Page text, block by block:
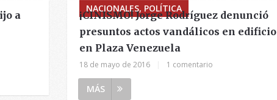
a
NACIONALES, POLÍTICA
¡CINISMO! Jorge Rodríguez denunció
presuntos actos vandálicos en edificio
en Plaza Venezuela
18 de mayo de 2016 1 comentario
MÁS